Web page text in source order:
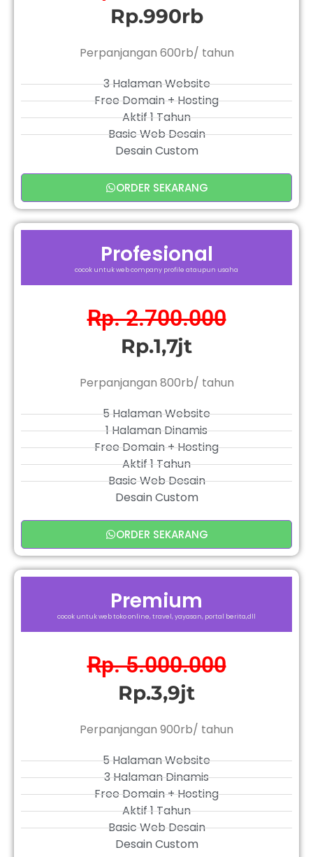
Rp.990rb
Perpanjangan 600rb/ tahun
3 Halaman Website
Free Domain + Hosting
Aktif 1 Tahun
Basic Web Desain
Desain Custom
ORDER SEKARANG
Profesional
cocok untuk web company profile ataupun usaha
Rp. 2.700.000
Rp.1,7jt
Perpanjangan 800rb/ tahun
5 Halaman Website
1 Halaman Dinamis
Free Domain + Hosting
Aktif 1 Tahun
Basic Web Desain
Desain Custom
ORDER SEKARANG
Premium
cocok untuk web toko online, travel, yayasan, portal berita,dll
Rp. 5.000.000
Rp.3,9jt
Perpanjangan 900rb/ tahun
5 Halaman Website
3 Halaman Dinamis
Free Domain + Hosting
Aktif 1 Tahun
Basic Web Desain
Desain Custom